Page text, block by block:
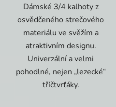
Dámské 3/4 kalhoty z
osvědčeného strečového
materiálu ve svěžím a
atraktivním designu.
Univerzální a velmi
pohodlné, nejen „lezecké“
tříčtvrťáky.